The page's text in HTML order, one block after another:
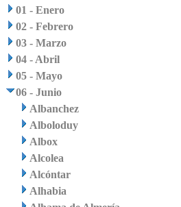
01 - Enero
02 - Febrero
03 - Marzo
04 - Abril
05 - Mayo
06 - Junio
Albanchez
Alboloduy
Albox
Alcolea
Alcóntar
Alhabia